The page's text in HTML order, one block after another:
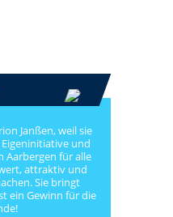
Janßen, weil sie
und
für alle
attraktiv und
Sie bringt
ein Gewinn für die